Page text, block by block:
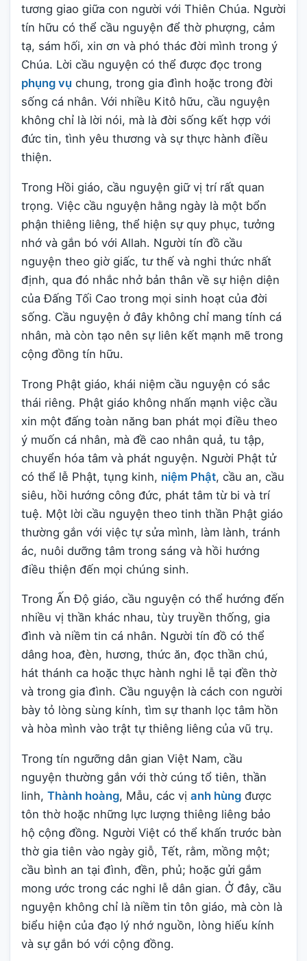
tương giao giữa con người với Thiên Chúa. Người
tín hữu có thể cầu nguyện để thờ phượng, cảm
tạ, sám hối, xin ơn và phó thác đời mình trong ý
Chúa. Lời cầu nguyện có thể được đọc trong
phụng vụ chung, trong gia đình hoặc trong đời
sống cá nhân. Với nhiều Kitô hữu, cầu nguyện
không chỉ là lời nói, mà là đời sống kết hợp với
đức tin, tình yêu thương và sự thực hành điều
thiện.
Trong Hồi giáo, cầu nguyện giữ vị trí rất quan
trọng. Việc cầu nguyện hằng ngày là một bổn
phận thiêng liêng, thể hiện sự quy phục, tưởng
nhớ và gắn bó với Allah. Người tín đồ cầu
nguyện theo giờ giấc, tư thế và nghi thức nhất
định, qua đó nhắc nhở bản thân về sự hiện diện
của Đấng Tối Cao trong mọi sinh hoạt của đời
sống. Cầu nguyện ở đây không chỉ mang tính cá
nhân, mà còn tạo nên sự liên kết mạnh mẽ trong
cộng đồng tín hữu.
Trong Phật giáo, khái niệm cầu nguyện có sắc
thái riêng. Phật giáo không nhấn mạnh việc cầu
xin một đấng toàn năng ban phát mọi điều theo
ý muốn cá nhân, mà đề cao nhân quả, tu tập,
chuyển hóa tâm và phát nguyện. Người Phật tử
có thể lễ Phật, tụng kinh, niệm Phật, cầu an, cầu
siêu, hồi hướng công đức, phát tâm từ bi và trí
tuệ. Một lời cầu nguyện theo tinh thần Phật giáo
thường gắn với việc tự sửa mình, làm lành, tránh
ác, nuôi dưỡng tâm trong sáng và hồi hướng
điều thiện đến mọi chúng sinh.
Trong Ấn Độ giáo, cầu nguyện có thể hướng đến
nhiều vị thần khác nhau, tùy truyền thống, gia
đình và niềm tin cá nhân. Người tín đồ có thể
dâng hoa, đèn, hương, thức ăn, đọc thần chú,
hát thánh ca hoặc thực hành nghi lễ tại đền thờ
và trong gia đình. Cầu nguyện là cách con người
bày tỏ lòng sùng kính, tìm sự thanh lọc tâm hồn
và hòa mình vào trật tự thiêng liêng của vũ trụ.
Trong tín ngưỡng dân gian Việt Nam, cầu
nguyện thường gắn với thờ cúng tổ tiên, thần
linh, Thành hoàng, Mẫu, các vị anh hùng được
tôn thờ hoặc những lực lượng thiêng liêng bảo
hộ cộng đồng. Người Việt có thể khấn trước bàn
thờ gia tiên vào ngày giỗ, Tết, rằm, mồng một;
cầu bình an tại đình, đền, phủ; hoặc gửi gắm
mong ước trong các nghi lễ dân gian. Ở đây, cầu
nguyện không chỉ là niềm tin tôn giáo, mà còn là
biểu hiện của đạo lý nhớ nguồn, lòng hiếu kính
và sự gắn bó với cộng đồng.